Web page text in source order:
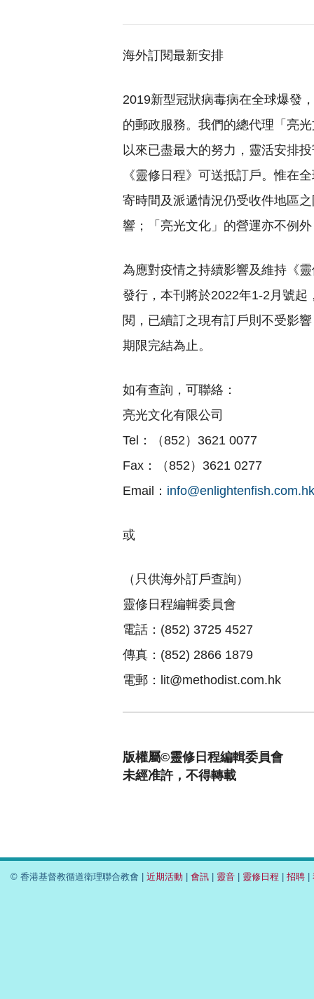
海外訂閱最新安排
2019新型冠狀病毒病在全球爆發
的郵政服務。我們的總代理「亮
以來已盡最大的努力，靈活安排
《靈修日程》可送抵訂戶。惟在
寄時間及派遞情況仍受收件地區
響；「亮光文化」的營運亦不例
為應對疫情之持續影響及維持《
發行，本刊將於2022年1-2月號起
閱，已續訂之現有訂戶則不受影
期限完結為止。
如有查詢，可聯絡：
亮光文化有限公司
Tel：（852）3621 0077
Fax：（852）3621 0277
Email： info@enlightenfish.com.hk
或
（只供海外訂戶查詢）
靈修日程編輯委員會
電話：(852) 3725 4527
傳真：(852) 2866 1879
電郵：
lit@methodist.com.hk
版權屬©靈修日程編輯委員會
未經准許，不得轉載
© 香港基督教循道衛理聯合教會 | 近期活動 會訊 靈音 靈修日程 招聘